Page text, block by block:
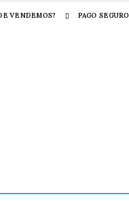
VENDEMOS? PAGO SEGURO